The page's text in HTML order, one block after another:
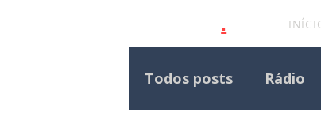
.
Todos posts Rádio